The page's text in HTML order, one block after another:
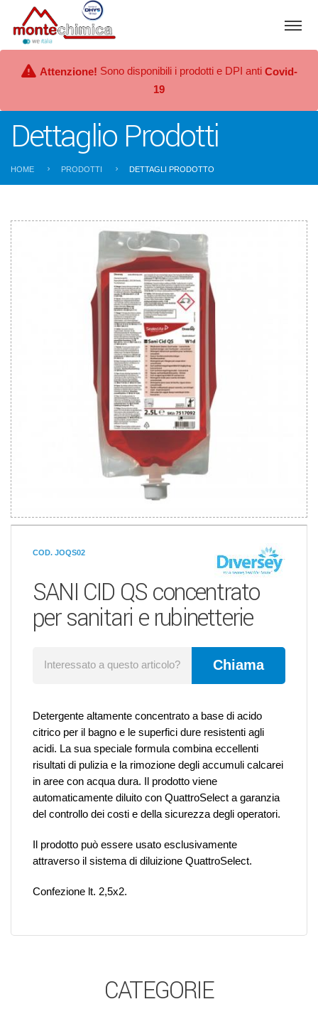
Attenzione! Sono disponibili i prodotti e DPI anti Covid-
19
Dettaglio Prodotti
HOME PRODOTTI DETTAGLI PRODOTTO
COD. JOQS02
SANI CID QS concentrato
per sanitari e rubinetterie
Interessato a questo articolo? Chiama
Detergente altamente concentrato a base di acido
citrico per il bagno e le superfici dure resistenti agli
acidi. La sua speciale formula combina eccellenti
risultati di pulizia e la rimozione degli accumuli calcarei
in aree con acqua dura. Il prodotto viene
automaticamente diluito con QuattroSelect a garanzia
del controllo dei costi e della sicurezza degli operatori.
Il prodotto può essere usato esclusivamente
attraverso il sistema di diluizione QuattroSelect.
Confezione lt. 2,5x2.
CATEGORIE